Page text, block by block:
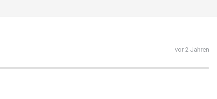
vor 2 Jahren